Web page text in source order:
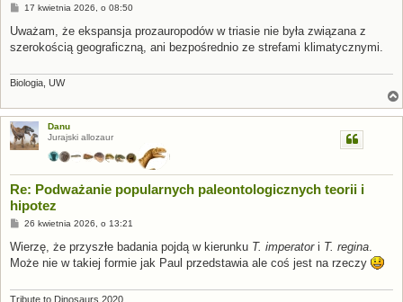
P
s
17 kwietnia 2026, o 08:50
Uważam, że ekspansja prozauropodów w triasie nie była związana z
szerokością geograficzną, ani bezpośrednio ze strefami klimatycznymi.
Biologia, UW
Danu
Jurajski allozaur
Re: Podważanie popularnych paleontologicznych teorii i
hipotez
P
s
26 kwietnia 2026, o 13:21
Wierzę, że przyszłe badania pojdą w kierunku T. imperatori T. regina
Może nie w takiej formie jak Paul przedstawia ale coś jest na rzeczy
Tribute to Dinosaurs 2020